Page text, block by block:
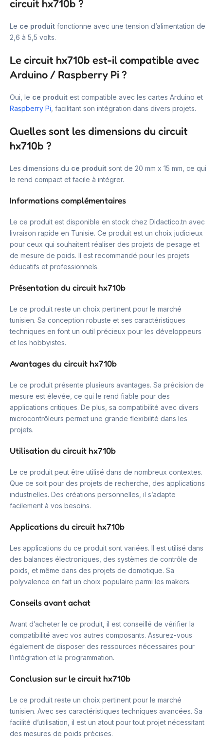
circuit hx710b ?
Le ce produit fonctionne avec une tension d’alimentation de
2,6 à 5,5 volts.
Le circuit hx710b est-il compatible avec
Arduino / Raspberry Pi ?
Oui, le ce produit est compatible avec les cartes Arduino et
Raspberry Pi , facilitant son intégration dans divers projets.
Quelles sont les dimensions du circuit
hx710b ?
Les dimensions du ce produit sont de 20 mm x 15 mm, ce qui
le rend compact et facile à intégrer.
Informations complémentaires
Le ce produit est disponible en stock chez Didactico.tn avec
livraison rapide en Tunisie. Ce produit est un choix judicieux
pour ceux qui souhaitent réaliser des projets de pesage et
de mesure de poids. Il est recommandé pour les projets
éducatifs et professionnels.
Présentation du circuit hx710b
Le ce produit reste un choix pertinent pour le marché
tunisien. Sa conception robuste et ses caractéristiques
techniques en font un outil précieux pour les développeurs
et les hobbyistes.
Avantages du circuit hx710b
Le ce produit présente plusieurs avantages. Sa précision de
mesure est élevée, ce qui le rend fiable pour des
applications critiques. De plus, sa compatibilité avec divers
microcontrôleurs permet une grande flexibilité dans les
projets.
Utilisation du circuit hx710b
Le ce produit peut être utilisé dans de nombreux contextes.
Que ce soit pour des projets de recherche, des applications
industrielles. Des créations personnelles, il s’adapte
facilement à vos besoins.
Applications du circuit hx710b
Les applications du ce produit sont variées. Il est utilisé dans
des balances électroniques, des systèmes de contrôle de
poids, et même dans des projets de domotique. Sa
polyvalence en fait un choix populaire parmi les makers.
Conseils avant achat
Avant d’acheter le ce produit, il est conseillé de vérifier la
compatibilité avec vos autres composants. Assurez-vous
également de disposer des ressources nécessaires pour
l’intégration et la programmation.
Conclusion sur le circuit hx710b
Le ce produit reste un choix pertinent pour le marché
tunisien. Avec ses caractéristiques techniques avancées. Sa
facilité d’utilisation, il est un atout pour tout projet nécessitant
des mesures de poids précises.